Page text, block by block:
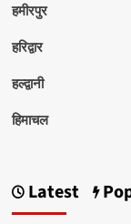
हमीरपुर
हरिद्वार
हल्द्वानी
हिमाचल
Latest